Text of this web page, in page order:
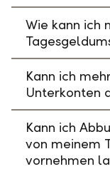
Wie kann ich
Kann ich
Unterkonten
Kann ich
von meinem
vornehmen